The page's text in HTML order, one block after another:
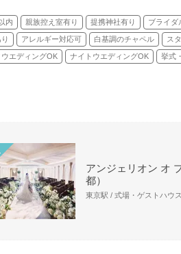
内 親族控え室有り 提携神社有り ブライダ
アレルギー対応可 白基調のチャペル ス
エディングOK ナイトウエディングOK 挙式
アンジェリオン オ
都）
東京駅 / 式場・ゲストハウス